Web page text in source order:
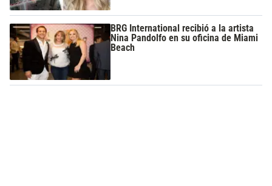
BRG International recibió a la artista
Nina Pandolfo en su oficina de Miami
Beach